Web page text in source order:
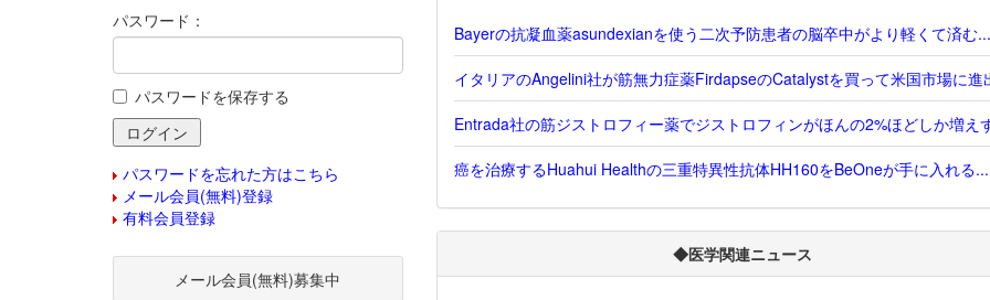
Bayerの抗凝血薬asundexianを使う二次予防患者の脳卒中がより軽くて済む...
イタリアのAngelini社が筋無力症薬FirdapseのCatalystを買って米国市場に進
Entrada社の筋ジストロフィー薬でジストロフィンがほんの2%ほどしか増え
癌を治療するHuahui Healthの三重特異性抗体HH160をBeOneが手に入れる...
◆医学関連ニュース
パスワード：
パスワードを保存する
パスワードを忘れた方はこちら
メール会員(無料)登録
有料会員登録
メール会員(無料)募集中